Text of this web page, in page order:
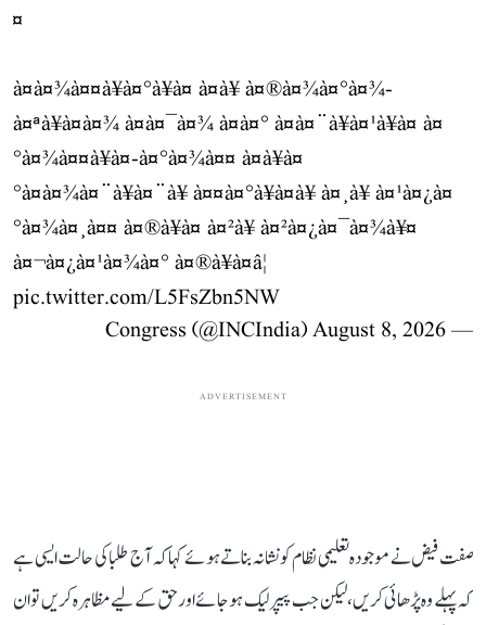
¤
à¤à¤¾à¤¤à¥à¤°à¥à¤ à¤à¥ à¤®à¤¾à¤°à¤¾-
à¤ªà¥à¤à¤¾ à¤à¤¯à¤¾ à¤à¤° à¤à¤¨à¥à¤¹à¥à¤ à¤
°à¤¾à¤¤à¥à¤-à¤°à¤¾à¤¤ à¤à¥à¤
°à¤à¤¾à¤¨à¥à¤¨à¥ à¤¤à¤°à¥à¤à¥ à¤¸à¥ à¤¹à¤¿à¤
°à¤¾à¤¸à¤¤ à¤®à¥à¤ à¤²à¥ à¤²à¤¿à¤¯à¤¾à¥¤
à¤¬à¤¿à¤¹à¤¾à¤° à¤®à¥à¤â¦
pic.twitter.com/L5FsZbn5NW
— Congress (@INCIndia)
August 8, 2026
ADVERTISEMENT
صفت فیض نے موجودہ تعلیمی نظام کو نشانہ بناتے ہوئے کہا کہ آج طلبا کی حالت ایسی ہے
کہ پہلے وہ پڑھائی کریں، لیکن جب پیپر لیک ہو جائے اور حق کے لیے مظاہرہ کریں تو ان